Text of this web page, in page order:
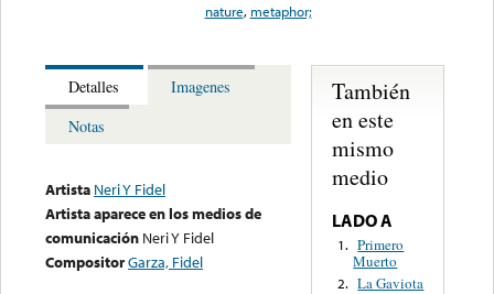
nature, metaphor;
Detalles
Imagenes
Notas
Artista Neri Y Fidel
Artista aparece en los medios de
comunicación Neri Y Fidel
CompositorGarza, Fidel
También
en este
mismo
medio
LADO A
1. Primero
Muerto
2. La Gaviota